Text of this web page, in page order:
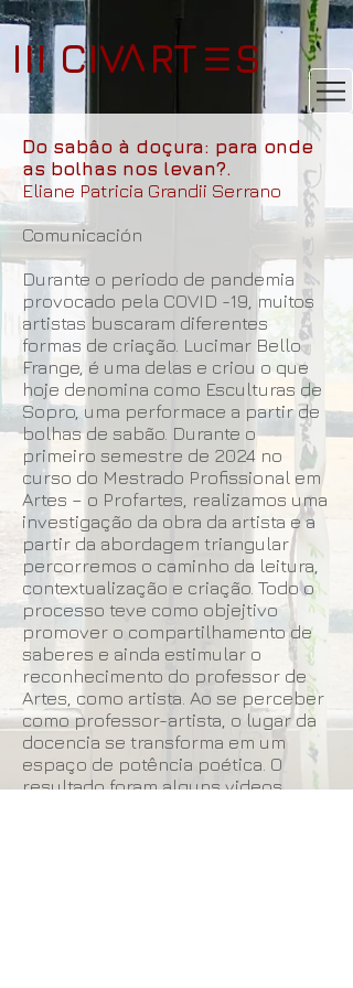
III
V
III CIV RT S
Do sabâo à doçura: para onde
as bolhas nos levan?.
Eliane Patricia Grandii Serrano
Comunicación
Durante o periodo de pandemia
provocado pela COVID -19, muitos
artistas buscaram diferentes
formas de criação. Lucimar Bello
Frange, é uma delas e criou o que
hoje denomina como Esculturas de
Sopro, uma performace a partir de
bolhas de sabão. Durante o
primeiro semestre de 2024 no
curso do Mestrado Profissional em
Artes – o Profartes, realizamos uma
investigação da obra da artista e a
partir da abordagem triangular
percorremos o caminho da leitura,
contextualização e criação. Todo o
processo teve como objejtivo
promover o compartilhamento de
saberes e ainda estimular o
reconhecimento do professor de
Artes, como artista. Ao se perceber
como professor-artista, o lugar da
docencia se transforma em um
espaço de potência poética. O
resultado foram alguns videos